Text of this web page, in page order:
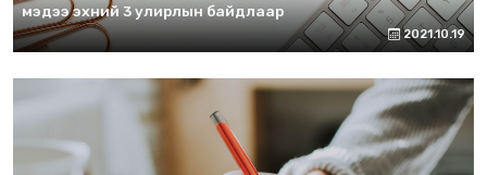
мэдээ эхний 3 улирлын байдлаар
2021.10.19